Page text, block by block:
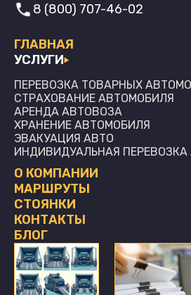
ГЛАВНАЯ
УСЛУГИ
ПЕРЕВОЗКА ТОВАРНЫХ
СТРАХОВАНИЕ АВТОМОБИЛЯ
АРЕНДА АВТОВОЗА
ХРАНЕНИЕ АВТОМОБИЛЯ
ЭВАКУАЦИЯ АВТО
ИНДИВИДУАЛЬНАЯ
О КОМПАНИИ
МАРШРУТЫ
СТОЯНКИ
КОНТАКТЫ
БЛОГ
8 (800) 707-46-02